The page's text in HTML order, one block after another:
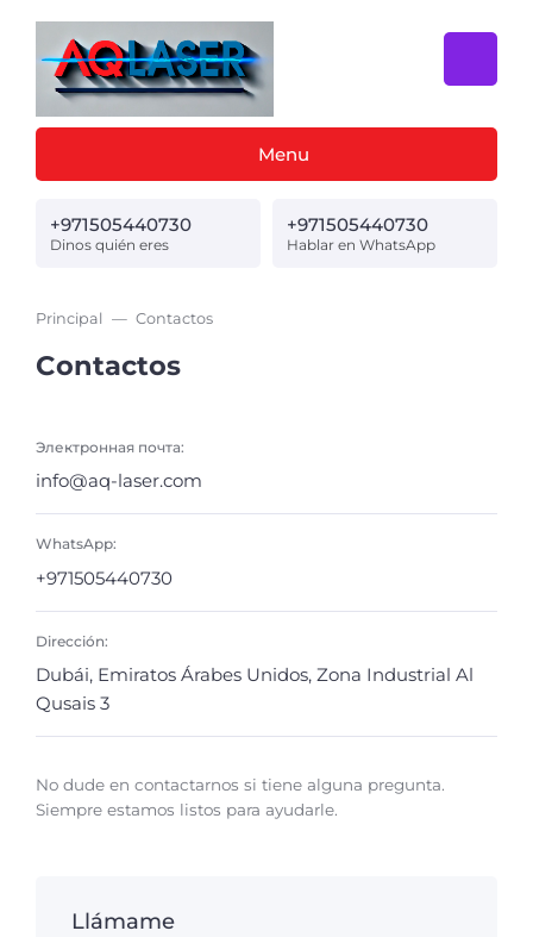
Menu
+971505440730
Dinos quién eres
+971505440730
Hablar en WhatsApp
Principal Contactos
Contactos
Электронная почта:
info@aq-laser.com
WhatsApp:
+971505440730
Dirección:
Dubái, Emiratos Árabes Unidos, Zona Industrial Al
Qusais 3
No dude en contactarnos si tiene alguna pregunta.
Siempre estamos listos para ayudarle.
Llámame